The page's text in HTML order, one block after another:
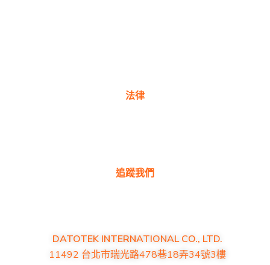
法律
追蹤我們
DATOTEK INTERNATIONAL CO., LTD.
11492 台北市瑞光路478巷18弄34號3樓